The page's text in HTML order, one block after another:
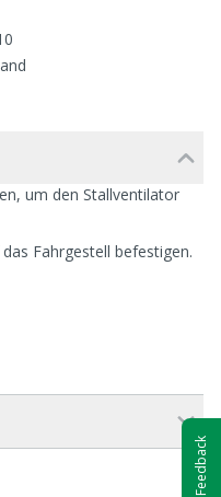
um den Stallventilator
Fahrgestell befestigen.
Feedback